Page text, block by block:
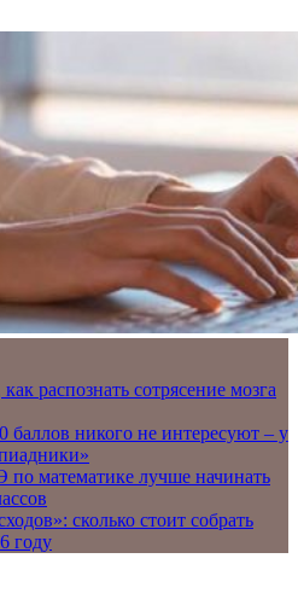
распознать сотрясение мозга
никого не интересуют – у
по математике лучше начинать
сколько стоит собрать
году